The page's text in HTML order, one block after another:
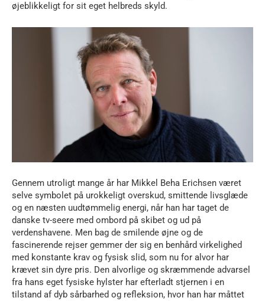
øjeblikkeligt for sit eget helbreds skyld.
Gennem utroligt mange år har Mikkel Beha Erichsen været
selve symbolet på urokkeligt overskud, smittende livsglæde
og en næsten uudtømmelig energi, når han har taget de
danske tv-seere med ombord på skibet og ud på
verdenshavene. Men bag de smilende øjne og de
fascinerende rejser gemmer der sig en benhård virkelighed
med konstante krav og fysisk slid, som nu for alvor har
krævet sin dyre pris. Den alvorlige og skræmmende advarsel
fra hans eget fysiske hylster har efterladt stjernen i en
tilstand af dyb sårbarhed og refleksion, hvor han har måttet